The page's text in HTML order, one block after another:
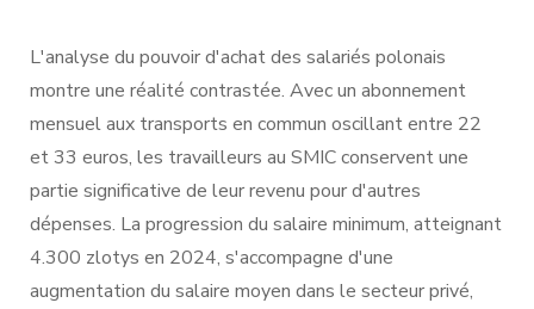
L'analyse du pouvoir d'achat des salariés polonais
montre une réalité contrastée. Avec un abonnement
mensuel aux transports en commun oscillant entre 22
et 33 euros, les travailleurs au SMIC conservent une
partie significative de leur revenu pour d'autres
dépenses. La progression du salaire minimum, atteignant
4.300 zlotys en 2024, s'accompagne d'une
augmentation du salaire moyen dans le secteur privé,